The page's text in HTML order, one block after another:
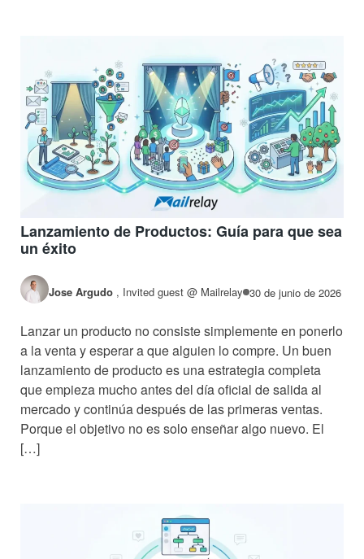
Lanzamiento de Productos: Guía para que sea
un éxito
Jose Argudo , Invited guest @ Mailrelay 30 de junio de 2026
Lanzar un producto no consiste simplemente en ponerlo
a la venta y esperar a que alguien lo compre. Un buen
lanzamiento de producto es una estrategia completa
que empieza mucho antes del día oficial de salida al
mercado y continúa después de las primeras ventas.
Porque el objetivo no es solo enseñar algo nuevo. El
[…]